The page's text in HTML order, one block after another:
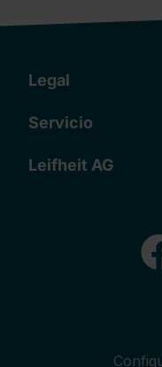
Legal
Servicio
Leifheit AG